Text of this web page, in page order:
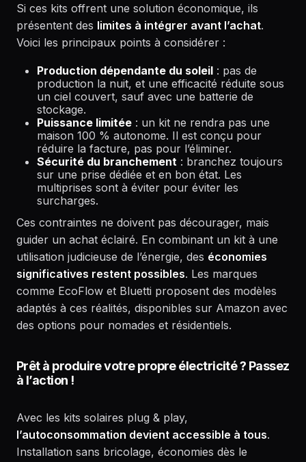
Si ces kits offrent une solution économique, ils
présentent des limites à intégrer avant l’achat.
Voici les principaux points à considérer :
Production dépendante du soleil : pas de
production la nuit, et une efficacité réduite sous
un ciel couvert, sauf avec une batterie de
stockage.
Puissance limitée : un kit ne rendra pas une
maison 100 % autonome. Il est conçu pour
réduire la facture, pas pour l’éliminer.
Sécurité du branchement : branchez toujours
sur une prise dédiée et en bon état. Les
multiprises sont à éviter pour éviter les
surcharges.
Ces contraintes ne doivent pas décourager, mais
guider un achat éclairé. En combinant un kit à une
utilisation judicieuse de l’énergie, des économies
significatives restent possibles. Les marques
comme EcoFlow et Bluetti proposent des modèles
adaptés à ces réalités, disponibles sur Amazon avec
des options pour nomades et résidentiels.
Prêt à produire votre propre électricité ? Passez
à l’action !
Avec les kits solaires plug & play,
l’autoconsommation devient accessible à tous.
Installation sans bricolage, économies dès le